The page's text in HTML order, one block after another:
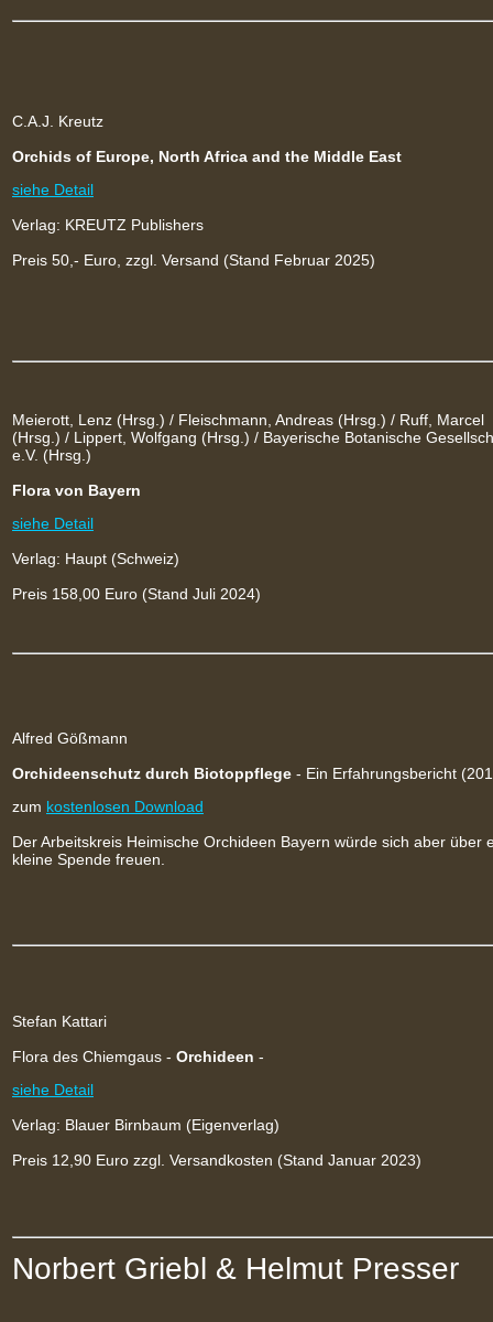
C.A.J. Kreutz
Orchids of Europe, North Africa and the Middle East
siehe Detail
Verlag: KREUTZ Publishers
Preis 50,- Euro, zzgl. Versand (Stand Februar 2025)
Meierott, Lenz (Hrsg.) / Fleischmann, Andreas (Hrsg.) / Ruff, Marcel
(Hrsg.) / Lippert, Wolfgang (Hrsg.) / Bayerische Botanische
e.V. (Hrsg.)
Flora von Bayern
siehe Detail
Verlag: Haupt (Schweiz)
Preis 158,00 Euro (Stand Juli 2024)
Alfred Gößmann
Orchideenschutz durch Biotoppflege - Ein Erfahrungsbericht
zum kostenlosen Download
Der Arbeitskreis Heimische Orchideen Bayern würde sich aber über
kleine Spende freuen.
Stefan Kattari
Flora des Chiemgaus - Orchideen -
siehe Detail
Verlag: Blauer Birnbaum (Eigenverlag)
Preis 12,90 Euro zzgl. Versandkosten (Stand Januar 2023)
Norbert Griebl & Helmut Presser